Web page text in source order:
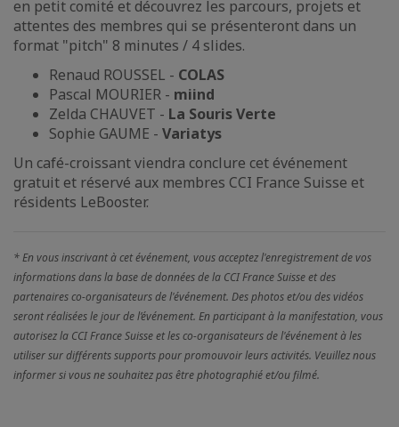
en petit comité et découvrez les parcours, projets et
attentes des membres qui se présenteront dans un
format "pitch" 8 minutes / 4 slides.
Renaud ROUSSEL - COLAS
Pascal MOURIER - miind
Zelda CHAUVET - La Souris Verte
Sophie GAUME - Variatys
Un café-croissant viendra conclure cet événement
gratuit et réservé aux membres CCI France Suisse et
résidents LeBooster.
* En vous inscrivant à cet événement, vous acceptez l'enregistrement de vos
informations dans la base de données de la CCI France Suisse et des
partenaires co-organisateurs de l'événement. Des photos et/ou des vidéos
seront réalisées le jour de l’événement. En participant à la manifestation, vous
autorisez la CCI France Suisse et les co-organisateurs de l'événement à les
utiliser sur différents supports pour promouvoir leurs activités. Veuillez nous
informer si vous ne souhaitez pas être photographié et/ou filmé.